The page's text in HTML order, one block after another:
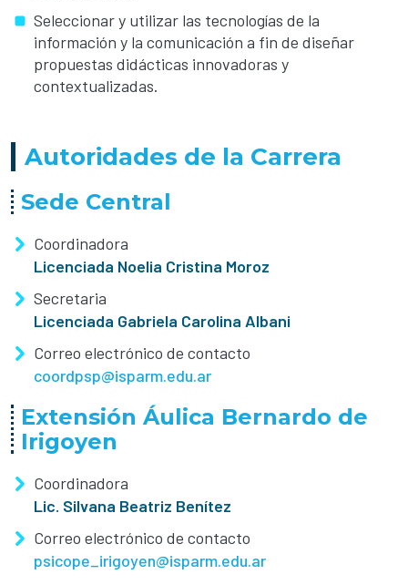
Seleccionar y utilizar las tecnologías de la
información y la comunicación a fin de diseñar
propuestas didácticas innovadoras y
contextualizadas.
Autoridades de la Carrera
Sede Central
Coordinadora
Licenciada Noelia Cristina Moroz
Secretaria
Licenciada Gabriela Carolina Albani
Correo electrónico de contacto
coordpsp@isparm.edu.ar
Extensión Áulica Bernardo de
Irigoyen
Coordinadora
Lic. Silvana Beatriz Benítez
Correo electrónico de contacto
psicope_irigoyen@isparm.edu.ar